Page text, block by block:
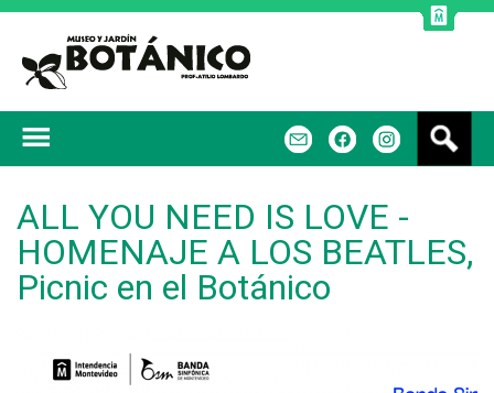
ALL YOU NEED IS LOVE -
HOMENAJE A LOS BEATLES,
Picnic en el Botánico
s